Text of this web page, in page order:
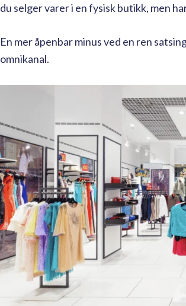
du selger varer i en fysisk butikk, men
En mer åpenbar minus ved en ren
omnikanal.